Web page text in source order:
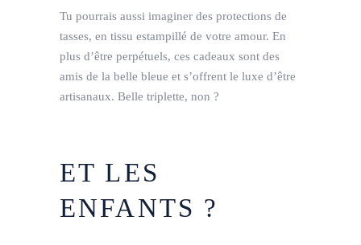
Tu pourrais aussi imaginer des protections de
tasses, en tissu estampillé de votre amour. En
plus d’être perpétuels, ces cadeaux sont des
amis de la belle bleue et s’offrent le luxe d’être
artisanaux. Belle triplette, non ?
ET LES
ENFANTS ?